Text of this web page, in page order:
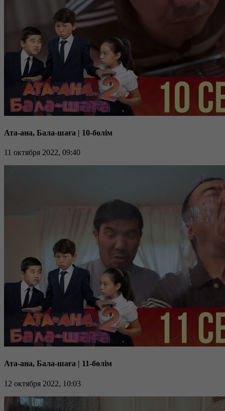
Ата-ана, Бала-шаға | 10-бөлім
11 октября 2022, 09:40
Ата-ана, Бала-шаға | 11-бөлім
12 октября 2022, 10:03